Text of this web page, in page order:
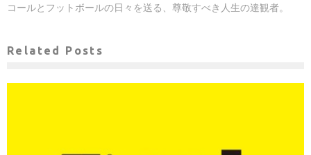
コールとフットボールの日々を送る、尊敬すべき人生の達観者。
Related Posts